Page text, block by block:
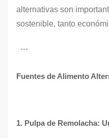
alternativas son
sostenible, tanto
---
Fuentes de Alimento
1. Pulpa de Remolacha: